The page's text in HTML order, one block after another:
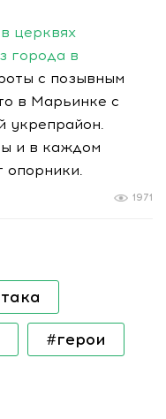
церквях
города в
с позывным
в Марьинке с
укрепрайон.
и в каждом
опорники.
1971
#герои